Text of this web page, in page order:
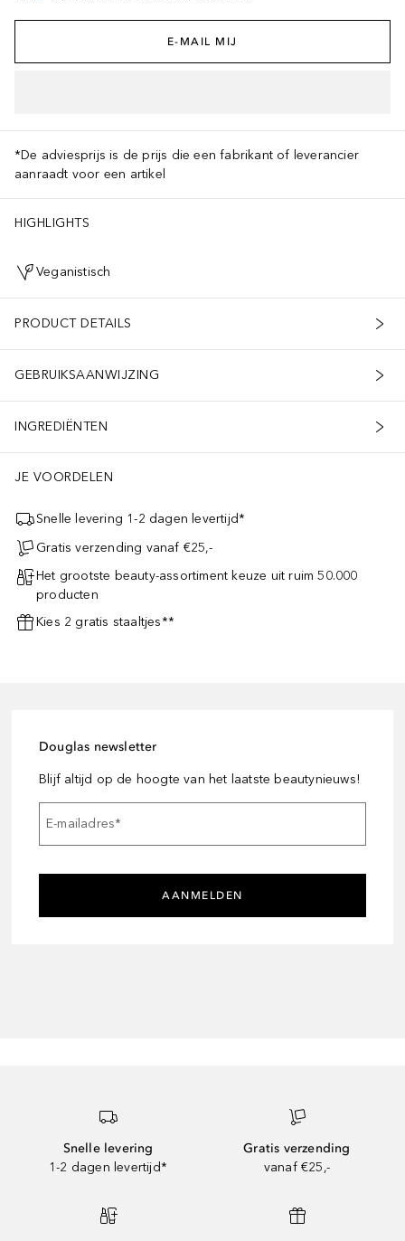
E-MAIL MIJ
*De adviesprijs is de prijs die een fabrikant of leverancier
aanraadt voor een artikel
HIGHLIGHTS
Veganistisch
PRODUCT DETAILS
GEBRUIKSAANWIJZING
INGREDIËNTEN
JE VOORDELEN
Snelle levering 1-2 dagen levertijd*
Gratis verzending vanaf €25,-
Het grootste beauty-assortiment keuze uit ruim 50.000
producten
Kies 2 gratis staaltjes**
Douglas newsletter
Blijf altijd op de hoogte van het laatste beautynieuws!
E-mailadres*
AANMELDEN
Snelle levering
1-2 dagen levertijd*
Gratis verzending
vanaf €25,-